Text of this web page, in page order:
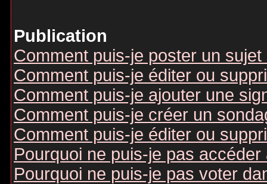
Publication
Comment puis-je poster un
Comment puis-je éditer ou
Comment puis-je ajouter une
Comment puis-je créer un
Comment puis-je éditer ou
Pourquoi ne puis-je pas accéder
Pourquoi ne puis-je pas voter